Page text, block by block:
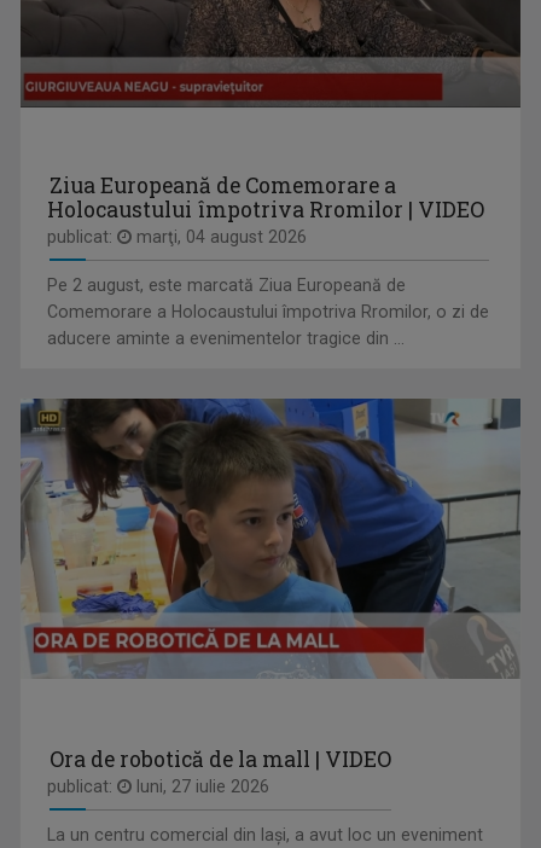
IAȘII MARILOR IUBIRI
Poveşti despre oraşul de odinioară şi cel de ...
CVARTE
OLENA POPOVYCH
M-am născut şi am crescut în Maramureşul ...
MARGA ANDREESCU
Ziua Europeană de Comemorare a
Holocaustului împotriva Rromilor | VIDEO
publicat: marţi, 04 august 2026
Pe 2 august, este marcată Ziua Europeană de
Comemorare a Holocaustului împotriva Rromilor, o zi de
aducere aminte a evenimentelor tragice din ...
Ora de robotică de la mall | VIDEO
publicat: luni, 27 iulie 2026
La un centru comercial din Iași, a avut loc un eveniment